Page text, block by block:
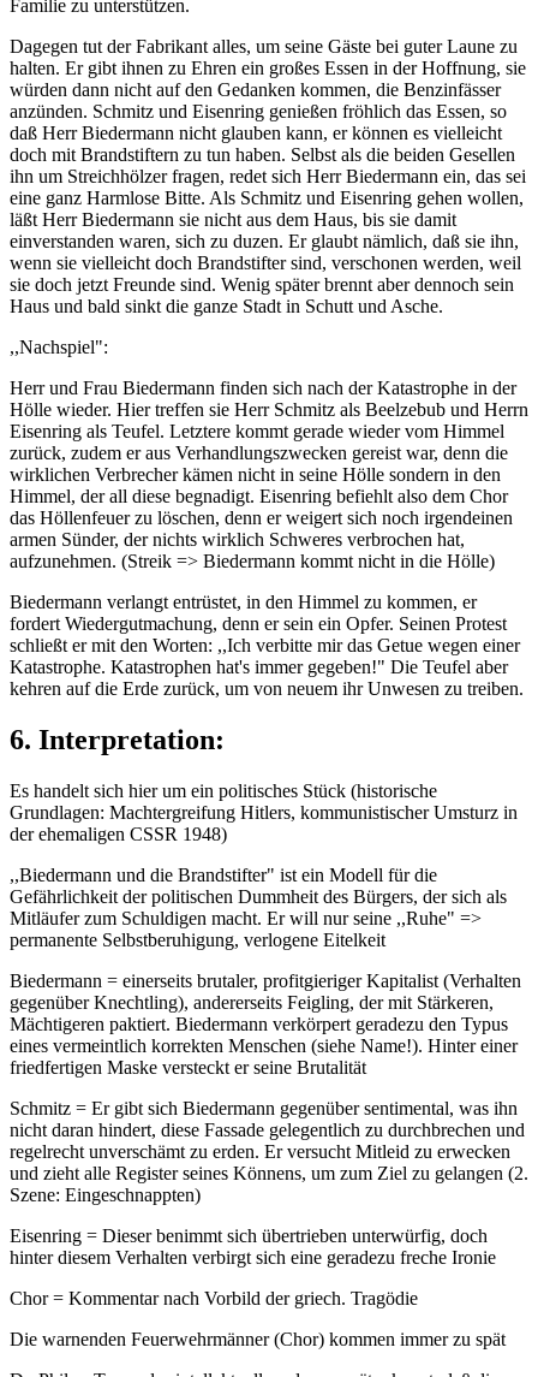
Familie zu unterstützen.
Dagegen tut der Fabrikant alles, um seine Gäste bei guter Laune zu
halten. Er gibt ihnen zu Ehren ein großes Essen in der Hoffnung, sie
würden dann nicht auf den Gedanken kommen, die Benzinfässer
anzünden. Schmitz und Eisenring genießen fröhlich das Essen, so
daß Herr Biedermann nicht glauben kann, er können es vielleicht
doch mit Brandstiftern zu tun haben. Selbst als die beiden Gesellen
ihn um Streichhölzer fragen, redet sich Herr Biedermann ein, das sei
eine ganz Harmlose Bitte. Als Schmitz und Eisenring gehen wollen,
läßt Herr Biedermann sie nicht aus dem Haus, bis sie damit
einverstanden waren, sich zu duzen. Er glaubt nämlich, daß sie ihn,
wenn sie vielleicht doch Brandstifter sind, verschonen werden, weil
sie doch jetzt Freunde sind. Wenig später brennt aber dennoch sein
Haus und bald sinkt die ganze Stadt in Schutt und Asche.
,,Nachspiel":
Herr und Frau Biedermann finden sich nach der Katastrophe in der
Hölle wieder. Hier treffen sie Herr Schmitz als Beelzebub und Herrn
Eisenring als Teufel. Letztere kommt gerade wieder vom Himmel
zurück, zudem er aus Verhandlungszwecken gereist war, denn die
wirklichen Verbrecher kämen nicht in seine Hölle sondern in den
Himmel, der all diese begnadigt. Eisenring befiehlt also dem Chor
das Höllenfeuer zu löschen, denn er weigert sich noch irgendeinen
armen Sünder, der nichts wirklich Schweres verbrochen hat,
aufzunehmen. (Streik => Biedermann kommt nicht in die Hölle)
Biedermann verlangt entrüstet, in den Himmel zu kommen, er
fordert Wiedergutmachung, denn er sein ein Opfer. Seinen Protest
schließt er mit den Worten: ,,Ich verbitte mir das Getue wegen einer
Katastrophe. Katastrophen hat's immer gegeben!" Die Teufel aber
kehren auf die Erde zurück, um von neuem ihr Unwesen zu treiben.
6. Interpretation:
Es handelt sich hier um ein politisches Stück (historische
Grundlagen: Machtergreifung Hitlers, kommunistischer Umsturz in
der ehemaligen CSSR 1948)
,,Biedermann und die Brandstifter" ist ein Modell für die
Gefährlichkeit der politischen Dummheit des Bürgers, der sich als
Mitläufer zum Schuldigen macht. Er will nur seine ,,Ruhe" =>
permanente Selbstberuhigung, verlogene Eitelkeit
Biedermann = einerseits brutaler, profitgieriger Kapitalist (Verhalten
gegenüber Knechtling), andererseits Feigling, der mit Stärkeren,
Mächtigeren paktiert. Biedermann verkörpert geradezu den Typus
eines vermeintlich korrekten Menschen (siehe Name!). Hinter einer
friedfertigen Maske versteckt er seine Brutalität
Schmitz = Er gibt sich Biedermann gegenüber sentimental, was ihn
nicht daran hindert, diese Fassade gelegentlich zu durchbrechen und
regelrecht unverschämt zu erden. Er versucht Mitleid zu erwecken
und zieht alle Register seines Könnens, um zum Ziel zu gelangen (2.
Szene: Eingeschnappten)
Eisenring = Dieser benimmt sich übertrieben unterwürfig, doch
hinter diesem Verhalten verbirgt sich eine geradezu freche Ironie
Chor = Kommentar nach Vorbild der griech. Tragödie
Die warnenden Feuerwehrmänner (Chor) kommen immer zu spät